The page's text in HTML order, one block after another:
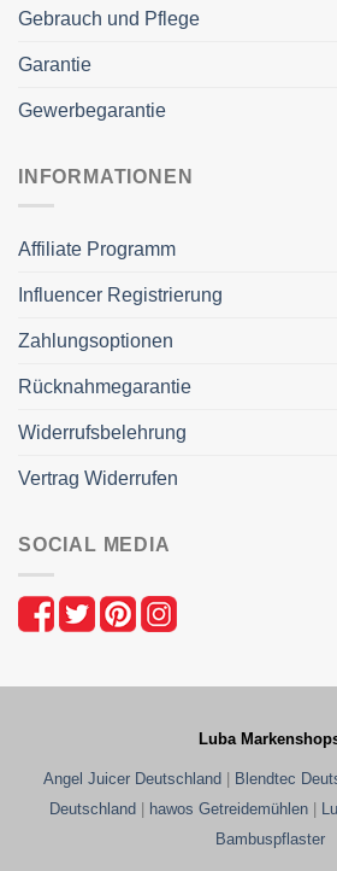
Gebrauch und Pflege
Garantie
Gewerbegarantie
INFORMATIONEN
Affiliate Programm
Influencer Registrierung
Zahlungsoptionen
Rücknahmegarantie
Widerrufsbelehrung
Vertrag Widerrufen
SOCIAL MEDIA
Luba
Angel Juicer Deutschland Blendtec
Deutschland
hawos Getreidemühlen|
Bambuspflaster